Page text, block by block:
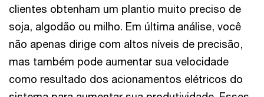
clientes obtenham um plantio muito preciso de
soja, algodão ou milho. Em última análise, você
não apenas dirige com altos níveis de precisão,
mas também pode aumentar sua velocidade
como resultado dos acionamentos elétricos do